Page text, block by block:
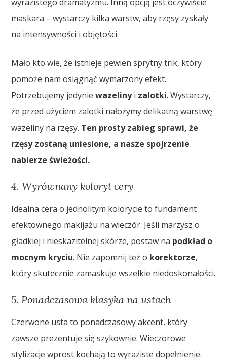
maskara – wystarczy kilka warstw, aby rzęsy zyskały
na intensywności i objętości.
Mało kto wie, że istnieje pewien sprytny trik, który
pomoże nam osiągnąć wymarzony efekt.
Potrzebujemy jedyniewazelinyi zalotki. Wystarczy,
że przed użyciem zalotki nałożymy delikatną warstwę
wazeliny na rzęsy. Ten prosty zabieg sprawi, że
rzęsy zostaną uniesione, a nasze spojrzenie
nabierze świeżości.
4. Wyrównany koloryt cery
Idealna cera o jednolitym kolorycie to fundament
efektownego makijażu na wieczór. Jeśli marzysz o
gładkiej i nieskazitelnej skórze, postaw na podkład o
mocnym kryciu. Nie zapomnij też o korektorze,
który skutecznie zamaskuje wszelkie niedoskonałości.
5. Ponadczasowa klasyka na ustach
Czerwone usta to ponadczasowy akcent, który
zawsze prezentuje się szykownie. Wieczorowe
stylizacje wprost kochają to wyraziste dopełnienie.